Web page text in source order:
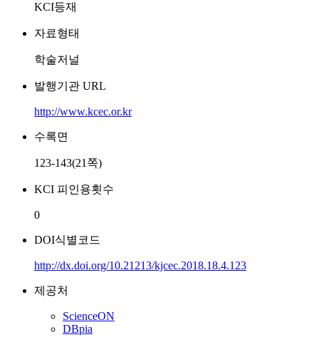
KCI등재
자료형태
학술저널
발행기관 URL
http://www.kcec.or.kr
수록면
123-143(21쪽)
KCI 피인용횟수
0
DOI식별코드
http://dx.doi.org/10.21213/kjcec.2018.18.4.123
제공처
ScienceON
DBpia